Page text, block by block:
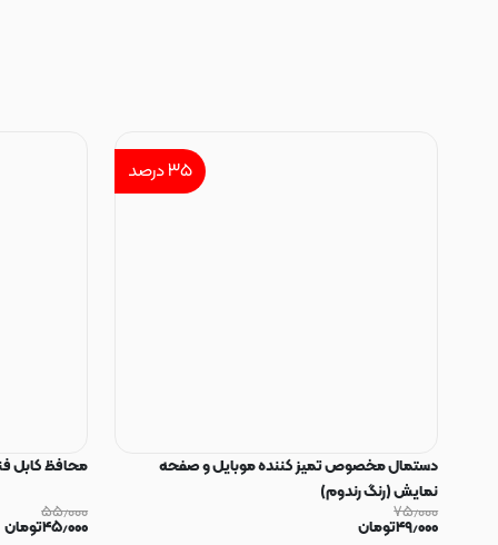
۳۵درصد
دستمال مخصوص تمیز کننده موبایل و صفحه
نمایش (رنگ رندوم)
۷۵٫۰۰۰
۴۹٫۰۰۰تومان
محافظ کابل فنری
۵۵٫۰۰۰
۴۵٫۰۰۰تومان